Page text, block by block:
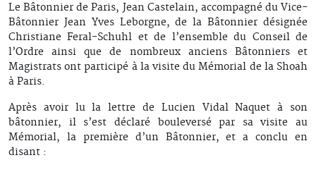
Le Bâtonnier de Paris, Jean Castelain, accompagné du Vice-
Bâtonnier Jean Yves Leborgne, de la Bâtonnier désignée
Christiane Feral-Schuhl et de l’ensemble du Conseil de
l’Ordre ainsi que de nombreux anciens Bâtonniers et
Magistrats ont participé à la visite du Mémorial de la Shoah
à Paris.
Après avoir lu la lettre de Lucien Vidal Naquet à son
bâtonnier, il s’est déclaré bouleversé par sa visite au
Mémorial, la première d’un Bâtonnier, et a conclu en
disant :